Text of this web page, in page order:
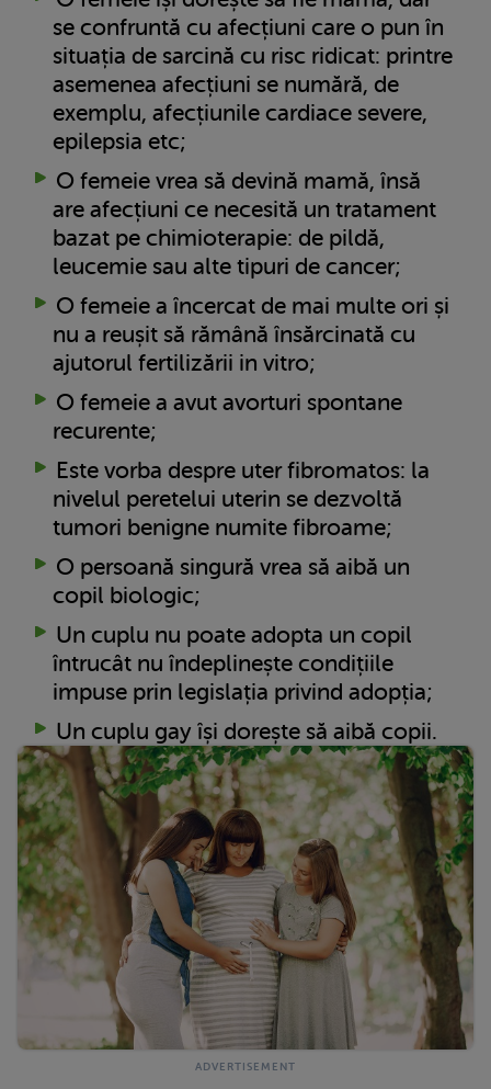
se confruntă cu afecțiuni care o pun în
situația de sarcină cu risc ridicat: printre
asemenea afecțiuni se numără, de
exemplu, afecțiunile cardiace severe,
epilepsia etc;
O femeie vrea să devină mamă, însă
are afecțiuni ce necesită un tratament
bazat pe chimioterapie: de pildă,
leucemie sau alte tipuri de cancer;
O femeie a încercat de mai multe ori și
nu a reușit să rămână însărcinată cu
ajutorul fertilizării in vitro;
O femeie a avut avorturi spontane
recurente;
Este vorba despre uter fibromatos: la
nivelul peretelui uterin se dezvoltă
tumori benigne numite fibroame;
O persoană singură vrea să aibă un
copil biologic;
Un cuplu nu poate adopta un copil
întrucât nu îndeplinește condițiile
impuse prin legislația privind adopția;
Un cuplu gay își dorește să aibă copii.